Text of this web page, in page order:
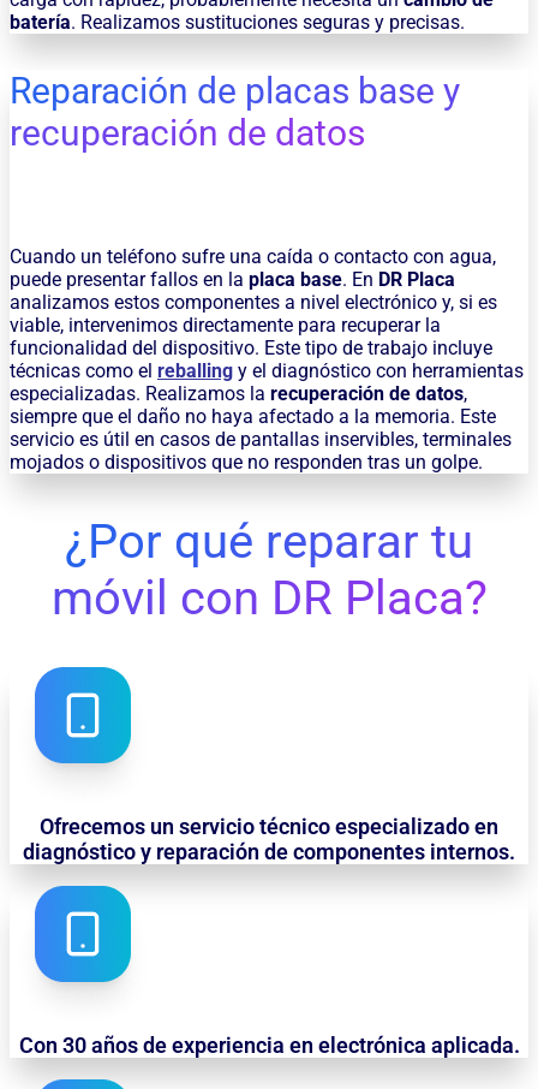
batería. Realizamos sustituciones seguras y precisas.
Reparación de placas base y
recuperación de datos
Cuando un teléfono sufre una caída o contacto con agua,
puede presentar fallos en la placa base. En DR Placa
analizamos estos componentes a nivel electrónico y, si es
viable, intervenimos directamente para recuperar la
funcionalidad del dispositivo. Este tipo de trabajo incluye
técnicas como el reballing y el diagnóstico con herramientas
especializadas. Realizamos la recuperación de datos,
siempre que el daño no haya afectado a la memoria. Este
servicio es útil en casos de pantallas inservibles, terminales
mojados o dispositivos que no responden tras un golpe.
¿Por qué reparar tu
móvil con DR Placa?
Ofrecemos un servicio técnico especializado en
diagnóstico y reparación de componentes internos.
Con 30 años de experiencia en electrónica aplicada.